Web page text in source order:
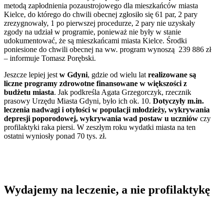
metodą zapłodnienia pozaustrojowego dla mieszkańców miasta
Kielce, do którego do chwili obecnej zgłosiło się 61 par, 2 pary
zrezygnowały, 1 po pierwszej procedurze, 2 pary nie uzyskały
zgody na udział w programie, ponieważ nie były w stanie
udokumentować, że są mieszkańcami miasta Kielce. Środki
poniesione do chwili obecnej na ww. program wynoszą 239 886 zł
– informuje Tomasz Porębski.
Jeszcze lepiej jest w Gdyni, gdzie od wielu lat realizowane są
liczne programy zdrowotne finansowane w większości z
budżetu miasta. Jak podkreśla Agata Grzegorczyk, rzecznik
prasowy Urzędu Miasta Gdyni, było ich ok. 10. Dotyczyły m.in.
leczenia nadwagi i otyłości w populacji młodzieży, wykrywania
depresji poporodowej, wykrywania wad postaw u uczniów czy
profilaktyki raka piersi. W zeszłym roku wydatki miasta na ten
ostatni wyniosły ponad 70 tys. zł.
Wydajemy na leczenie, a nie profilaktykę